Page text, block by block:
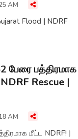
AM
Flood | NDRF
பேரை பத்திரமாக
Rescue |
AM
மீட்ட NDRF! |